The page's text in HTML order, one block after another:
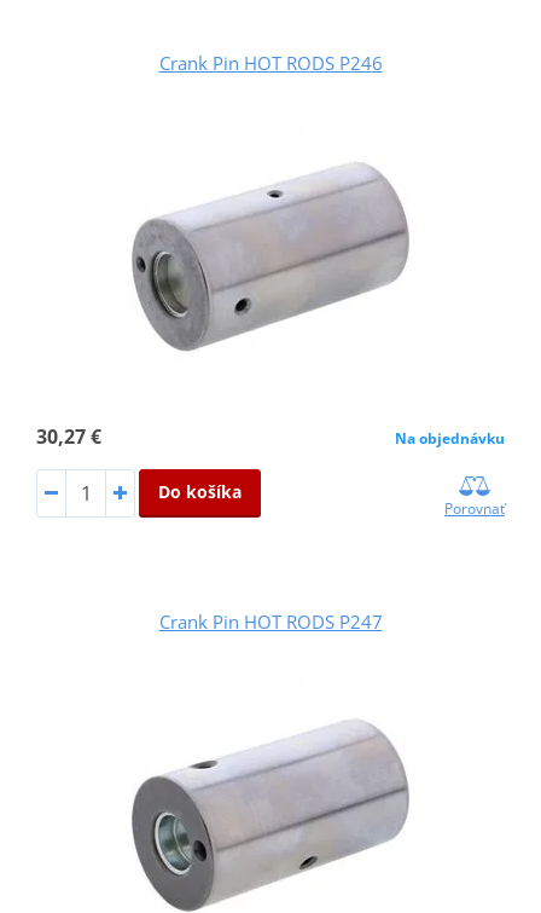
Crank Pin HOT RODS P246
30,27 € Na objednávku
Do košíka
Porovnať
Crank Pin HOT RODS P247